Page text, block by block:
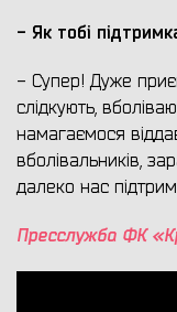
- Як тобі
- Супер! Дуже
слідкують,
намагаємося
вболівальників,
далеко нас
Пресслужба ФК